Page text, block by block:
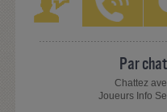
Par chat
Chattez
Joueurs Info